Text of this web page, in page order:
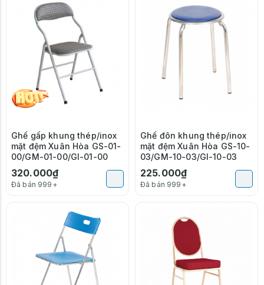
Ghế gấp khung thép/inox
mặt đệm Xuân Hòa GS-01-
00/GM-01-00/GI-01-00
320.000₫
Đã bán 999+
Ghế đôn khung thép/inox
mặt đệm Xuân Hòa GS-10-
03/GM-10-03/GI-10-03
225.000₫
Đã bán 999+